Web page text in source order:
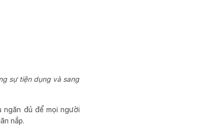
sự tiện dụng và sang
đủ để mọi người
nắp.